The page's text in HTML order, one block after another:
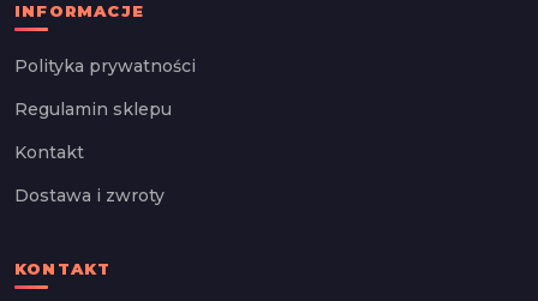
INFORMACJE
Polityka prywatności
Regulamin sklepu
Kontakt
Dostawa i zwroty
KONTAKT